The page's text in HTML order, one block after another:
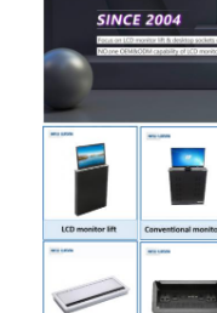
Aperçu
Produits
A propos de nous
Visite d'usine